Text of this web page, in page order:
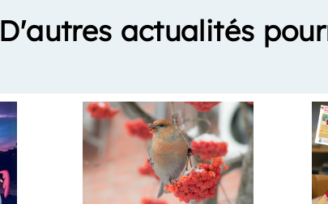
D'autres actualités